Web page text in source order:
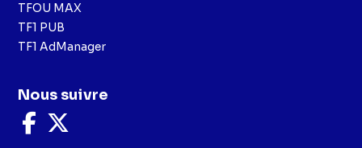
TFOU MAX
TF1 PUB
TF1 AdManager
Nous suivre
Nous
suivre